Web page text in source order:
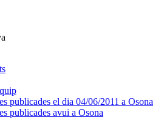
publicades el dia 04/06/2011 a Osona
publicades avui a Osona